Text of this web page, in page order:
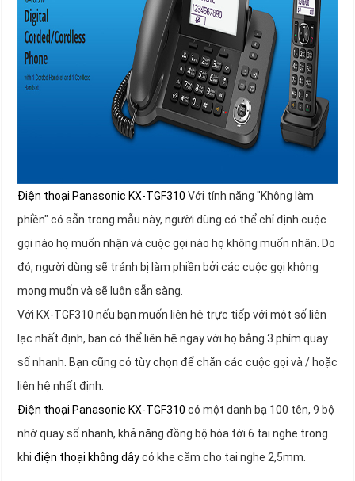
Điện thoại Panasonic KX-TGF310 Với tính năng "Không làm
phiền" có sẵn trong mẫu này, người dùng có thể chỉ định cuộc
gọi nào họ muốn nhận và cuộc gọi nào họ không muốn nhận. Do
đó, người dùng sẽ tránh bị làm phiền bởi các cuộc gọi không
mong muốn và sẽ luôn sẵn sàng.
Với KX-TGF310 nếu bạn muốn liên hệ trực tiếp với một số liên
lạc nhất định, bạn có thể liên hệ ngay với họ bằng 3 phím quay
số nhanh. Bạn cũng có tùy chọn để chặn các cuộc gọi và / hoặc
liên hệ nhất định.
Điện thoại Panasonic KX-TGF310 có một danh bạ 100 tên, 9 bộ
nhớ quay số nhanh, khả năng đồng bộ hóa tới 6 tai nghe trong
khi điện thoại không dâycó khe cắm cho tai nghe 2,5mm.